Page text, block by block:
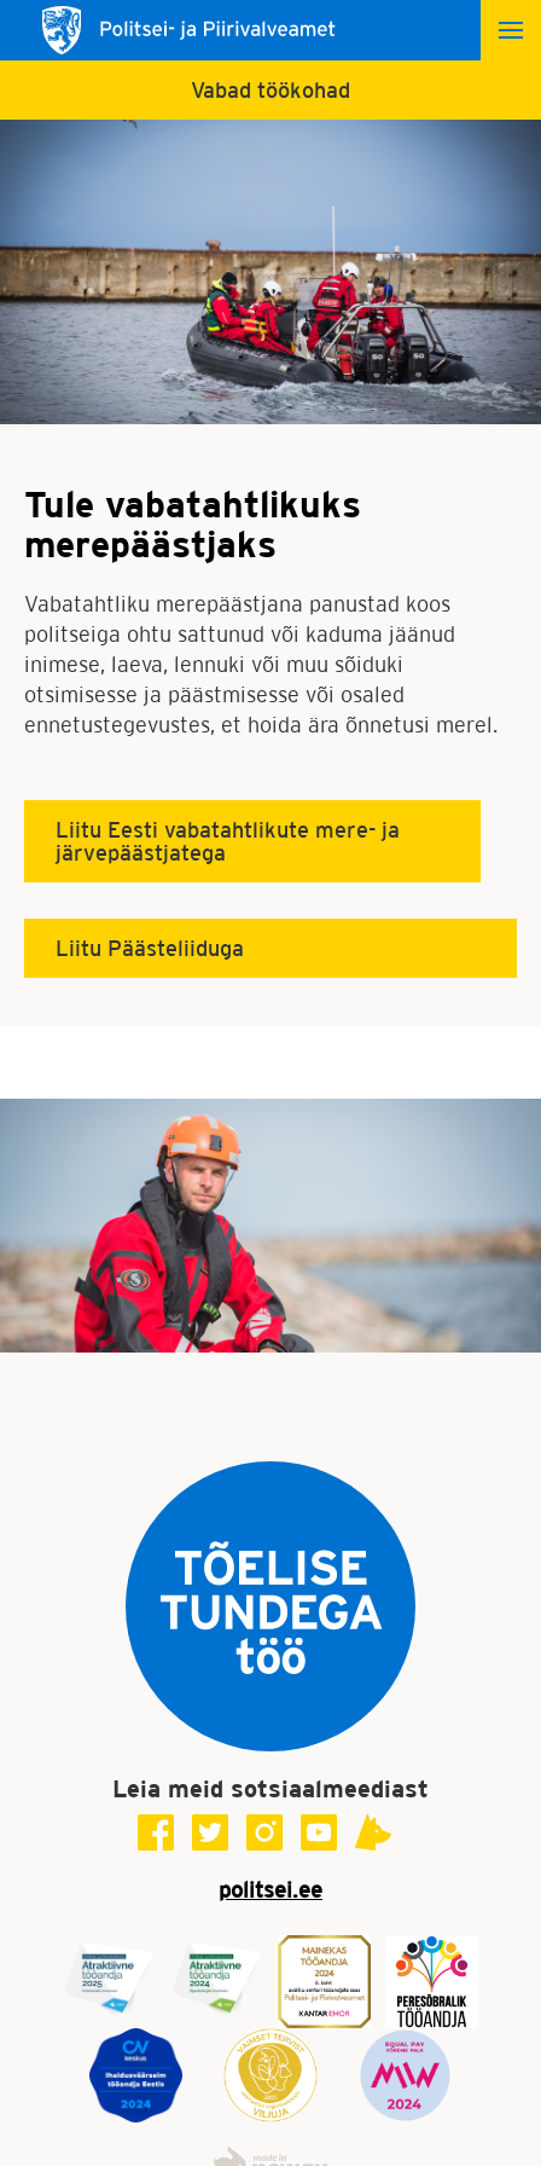
Vabad töökohad
Tule vabatahtlikuks
merepäästjaks
Vabatahtliku merepäästjana panustad koos
politseiga ohtu sattunud või kaduma jäänud
inimese, laeva, lennuki või muu sõiduki
otsimisesse ja päästmisesse või osaled
ennetustegevustes, et hoida ära õnnetusi merel.
Liitu Eesti vabatahtlikute mere- ja
järvepäästjatega
Liitu Päästeliiduga
Leia meid sotsiaalmeediast
politsei.ee